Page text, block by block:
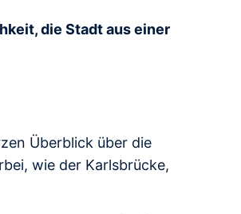
die Stadt aus einer
Überblick über die
wie der Karlsbrücke,